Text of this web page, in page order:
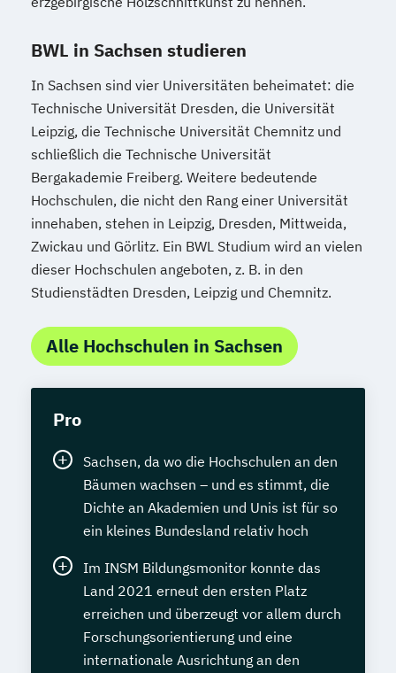
BWL in Sachsen studieren
In Sachsen sind vier Universitäten beheimatet: die
Technische Universität Dresden, die Universität
Leipzig, die Technische Universität Chemnitz und
schließlich die Technische Universität
Bergakademie Freiberg. Weitere bedeutende
Hochschulen, die nicht den Rang einer Universität
innehaben, stehen in Leipzig, Dresden, Mittweida,
Zwickau und Görlitz. Ein BWL Studium wird an vielen
dieser Hochschulen angeboten, z. B. in den
Studienstädten Dresden, Leipzig und Chemnitz.
Alle Hochschulen in Sachsen
Pro
Sachsen, da wo die Hochschulen an den
Bäumen wachsen – und es stimmt, die
Dichte an Akademien und Unis ist für so
ein kleines Bundesland relativ hoch
Im INSM Bildungsmonitor konnte das
Land 2021 erneut den ersten Platz
erreichen und überzeugt vor allem durch
Forschungsorientierung und eine
internationale Ausrichtung an den